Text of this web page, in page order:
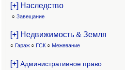
[+] Наследство
○ Завещание
[+] Недвижимость & Земля
○ Гараж ○ ГСК ○ Межевание
[+] Административное право